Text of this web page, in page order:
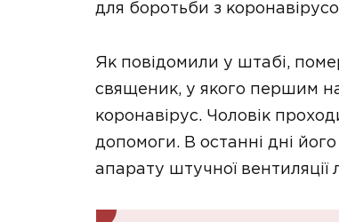
для боротьби з
Як повідомили у штабі,
священик, у якого першим
коронавірус. Чоловік
допомоги. В останні дні
апарату штучної вентиляції